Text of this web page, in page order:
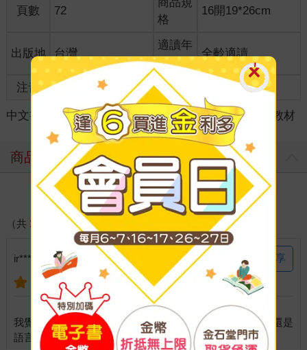
頁數 72
格
16開19*26cm
出版地 台灣
適讀年
齡
全齡適讀
注音 級別
中文書 語言/字辭典 ＞ 日語學習 ＞ 日語綜合教材
商品評價
寫評價
（共 1 則好評）
ir*********310 說： 2023-01-27 分享
我覺得日語學習書有附這種「練習帳」真的很重要，而且還是